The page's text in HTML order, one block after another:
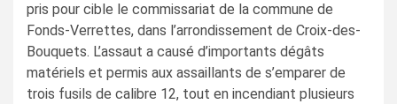
pris pour cible le commissariat de la commune de
Fonds-Verrettes, dans l’arrondissement de Croix-des-
Bouquets. L’assaut a causé d’importants dégâts
matériels et permis aux assaillants de s’emparer de
trois fusils de calibre 12, tout en incendiant plusieurs